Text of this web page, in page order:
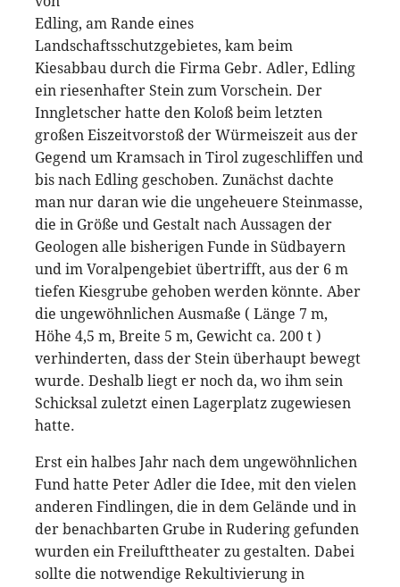
Edling, am Rande eines
Landschaftsschutzgebietes, kam beim
Kiesabbau durch die Firma Gebr. Adler, Edling
ein riesenhafter Stein zum Vorschein. Der
Inngletscher hatte den Koloß beim letzten
großen Eiszeitvorstoß der Würmeiszeit aus der
Gegend um Kramsach in Tirol zugeschliffen und
bis nach Edling geschoben. Zunächst dachte
man nur daran wie die ungeheuere Steinmasse,
die in Größe und Gestalt nach Aussagen der
Geologen alle bisherigen Funde in Südbayern
und im Voralpengebiet übertrifft, aus der 6 m
tiefen Kiesgrube gehoben werden könnte. Aber
die ungewöhnlichen Ausmaße ( Länge 7 m,
Höhe 4,5 m, Breite 5 m, Gewicht ca. 200 t )
verhinderten, dass der Stein überhaupt bewegt
wurde. Deshalb liegt er noch da, wo ihm sein
Schicksal zuletzt einen Lagerplatz zugewiesen
hatte.
Erst ein halbes Jahr nach dem ungewöhnlichen
Fund hatte Peter Adler die Idee, mit den vielen
anderen Findlingen, die in dem Gelände und in
der benachbarten Grube in Rudering gefunden
wurden ein Freilufttheater zu gestalten. Dabei
sollte die notwendige Rekultivierung in